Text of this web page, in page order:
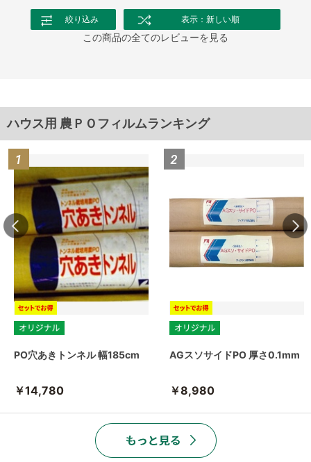
絞り込み 表示：新しい順
この商品の全てのレビューを見る
ハウス用 農ＰＯフィルムランキング
PO穴あきトンネル 幅185cm
￥14,780
AGスソサイドPO 厚さ0.1mm
￥8,980